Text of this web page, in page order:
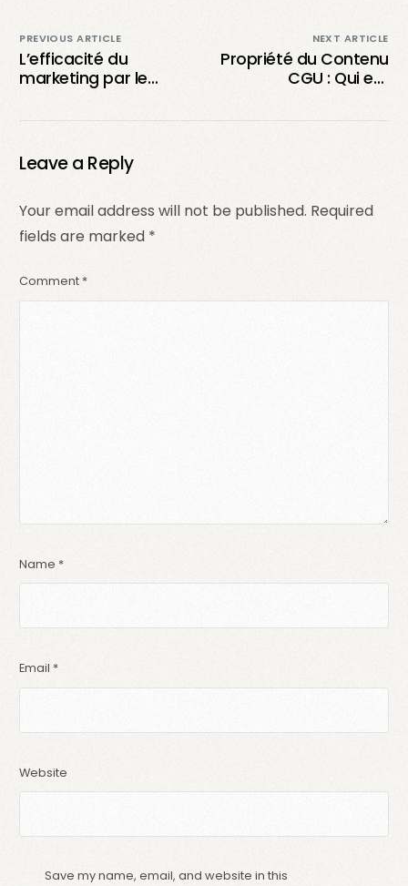
PREVIOUS ARTICLE
L’efficacité du
marketing par le
l’Utilisateur en 2024
NEXT ARTICLE
Propriété du Contenu
CGU : Qui est
Quelles Sont les
Leave a Reply
Your email address will not be published. Required
fields are marked *
Comment *
Name *
Email *
Website
Save my name, email, and website in this